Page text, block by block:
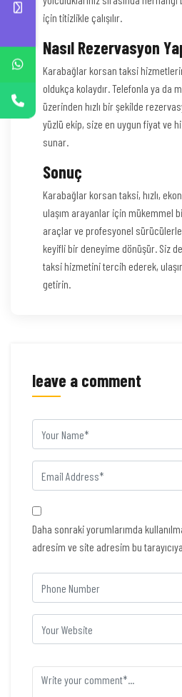
için titizlikle çalışılır.
Nasıl Rezervasyon
Karabağlar korsan taksi
oldukça kolaydır. Telefonla ya da
üzerinden hızlı bir şekilde
yüzlü ekip, size en uygun fiyat ve
sunar.
Sonuç
Karabağlar korsan taksi, hızlı,
ulaşım arayanlar için mükemmel
araçlar ve profesyonel
keyifli bir deneyime dönüşür. Siz
taksi hizmetini tercih ederek,
getirin.
leave a comment
Daha sonraki yorumlarımda
adresim ve site adresim bu